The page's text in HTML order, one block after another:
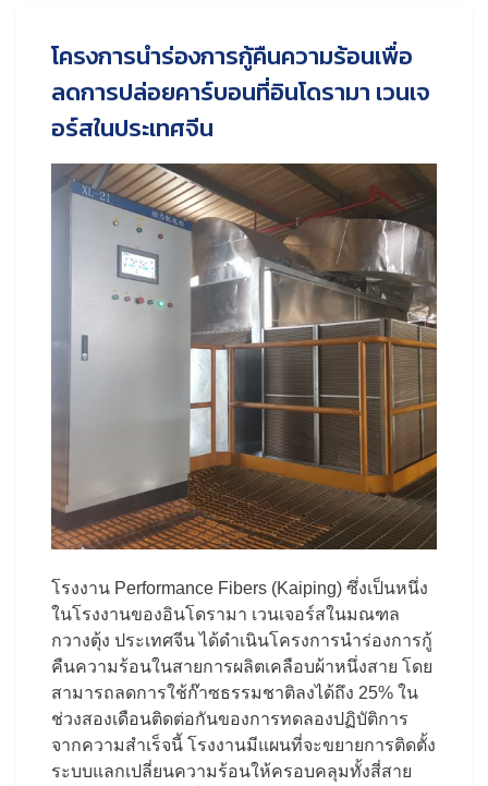
โครงการนำร่องการกู้คืนความร้อนเพื่อ
ลดการปล่อยคาร์บอนที่อินโดรามา เวนเจ
อร์สในประเทศจีน
โรงงาน Performance Fibers (Kaiping) ซึ่งเป็นหนึ่ง
ในโรงงานของอินโดรามา เวนเจอร์สในมณฑล
กวางตุ้ง ประเทศจีน ได้ดำเนินโครงการนำร่องการกู้
คืนความร้อนในสายการผลิตเคลือบผ้าหนึ่งสาย โดย
สามารถลดการใช้ก๊าซธรรมชาติลงได้ถึง 25% ใน
ช่วงสองเดือนติดต่อกันของการทดลองปฏิบัติการ
จากความสำเร็จนี้ โรงงานมีแผนที่จะขยายการติดตั้ง
ระบบแลกเปลี่ยนความร้อนให้ครอบคลุมทั้งสี่สาย